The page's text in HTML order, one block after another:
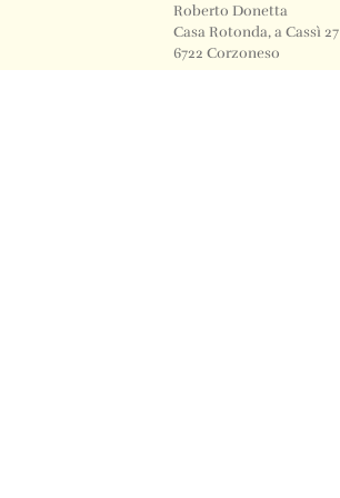
Roberto Donetta
Casa Rotonda, a Cassì 27
6722 Corzoneso